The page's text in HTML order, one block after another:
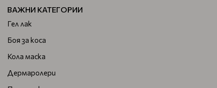
ВАЖНИ КАТЕГОРИИ
Гел лак
Боя за коса
Кола маска
Дермаролери